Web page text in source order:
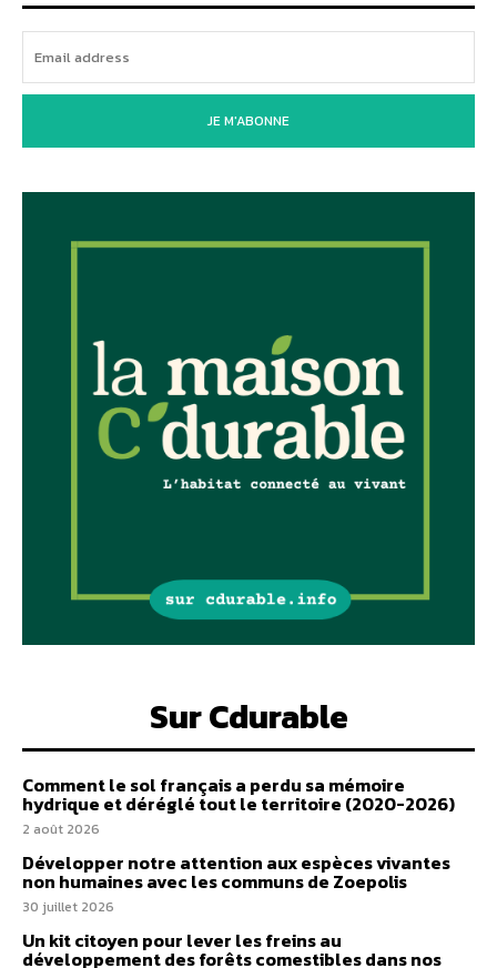
JE M'ABONNE
Sur Cdurable
Comment le sol français a perdu sa mémoire
hydrique et déréglé tout le territoire (2020-2026)
2 août 2026
Développer notre attention aux espèces vivantes
non humaines avec les communs de Zoepolis
30 juillet 2026
Un kit citoyen pour lever les freins au
développement des forêts comestibles dans nos